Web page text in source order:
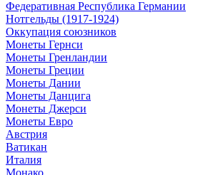
Федеративная Республика Германии
Нотгельды (1917-1924)
Оккупация союзников
Монеты Гернси
Монеты Гренландии
Монеты Греции
Монеты Дании
Монеты Данцига
Монеты Джерси
Монеты Евро
Австрия
Ватикан
Италия
Монако